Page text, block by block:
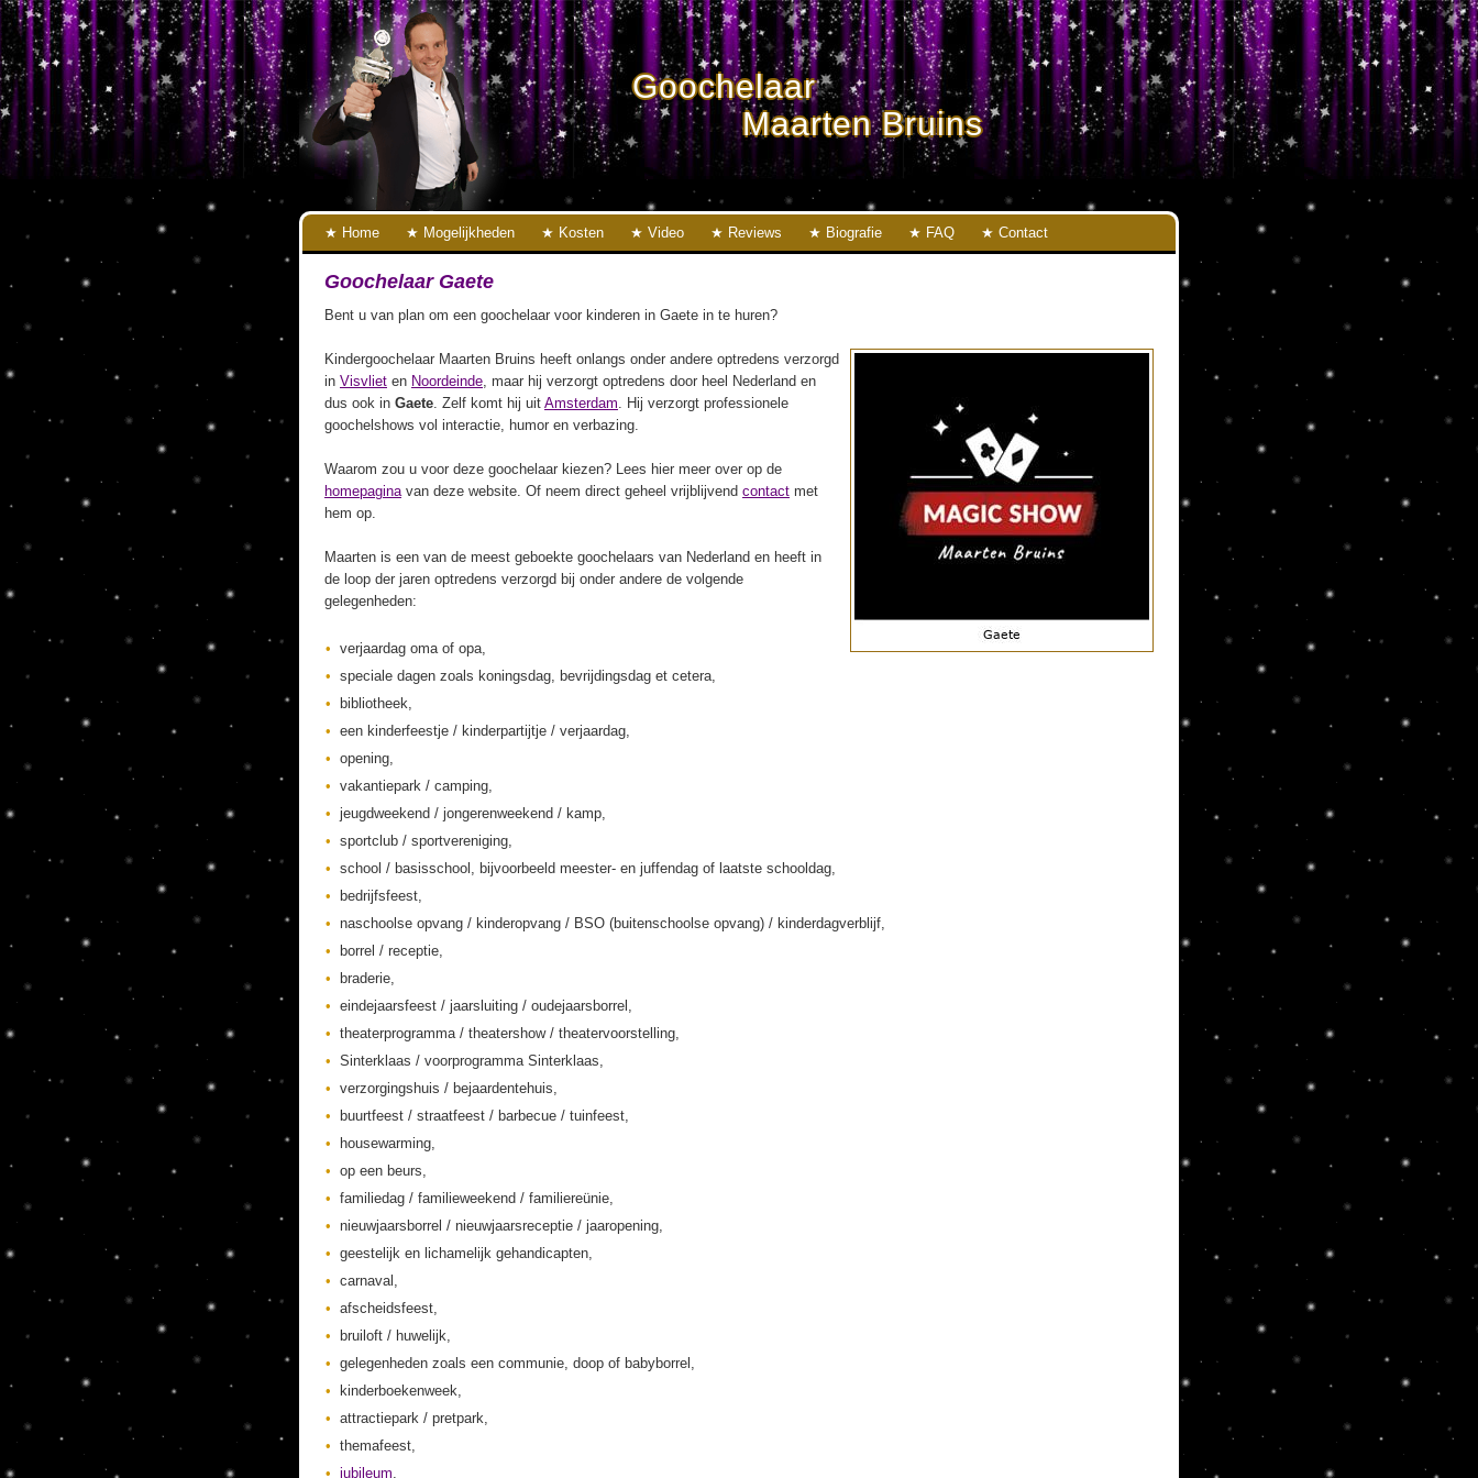
Goochelaar
Maarten Bruins
Home Mogelijkheden Kosten Video Reviews Biografie FAQ Contact
Goochelaar Gaete
Bent u van plan om een goochelaar voor kinderen in Gaete in te huren?
Kindergoochelaar Maarten Bruins heeft onlangs onder andere optredens verzorgd
in Visvliet en Noordeinde, maar hij verzorgt optredens door heel Nederland en
dus ook in Gaete. Zelf komt hij uit Amsterdam. Hij verzorgt professionele
goochelshows vol interactie, humor en verbazing.
Waarom zou u voor deze goochelaar kiezen? Lees hier meer over op de
homepaginavan deze website. Of neem direct geheel vrijblijvend contact met
hem op.
Maarten is een van de meest geboekte goochelaars van Nederland en heeft in
de loop der jaren optredens verzorgd bij onder andere de volgende
gelegenheden:
verjaardag oma of opa,
speciale dagen zoals koningsdag, bevrijdingsdag et cetera,
bibliotheek,
een kinderfeestje / kinderpartijtje / verjaardag,
opening,
vakantiepark / camping,
jeugdweekend / jongerenweekend / kamp,
sportclub / sportvereniging,
school / basisschool, bijvoorbeeld meester- en juffendag of laatste schooldag,
bedrijfsfeest,
naschoolse opvang / kinderopvang / BSO (buitenschoolse opvang) / kinderdagverblijf,
borrel / receptie,
braderie,
eindejaarsfeest / jaarsluiting / oudejaarsborrel,
theaterprogramma / theatershow / theatervoorstelling,
Sinterklaas / voorprogramma Sinterklaas,
verzorgingshuis / bejaardentehuis,
buurtfeest / straatfeest / barbecue / tuinfeest,
housewarming,
op een beurs,
familiedag / familieweekend / familiereünie,
nieuwjaarsborrel / nieuwjaarsreceptie / jaaropening,
geestelijk en lichamelijk gehandicapten,
carnaval,
afscheidsfeest,
bruiloft / huwelijk,
gelegenheden zoals een communie, doop of babyborrel,
kinderboekenweek,
attractiepark / pretpark,
themafeest,
jubileum,